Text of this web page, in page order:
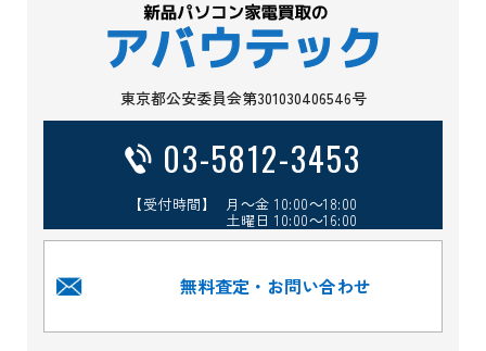
東京都公安委員会第301030406546号
03-5812-3453
【受付時間】 月～金 10:00～18:00
土曜日 10:00～16:00
無料査定・お問い合わせ